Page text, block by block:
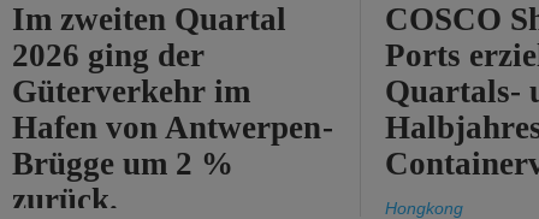
Im zweiten Quartal
2026 ging der
Güterverkehr im
Hafen von Antwerpen-
Brügge um 2 %
zurück.
COSCO
Ports
Quartals-
Hongkong